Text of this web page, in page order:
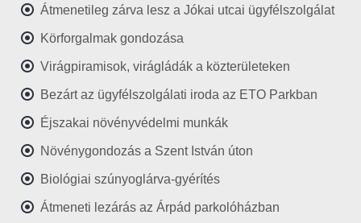
Átmenetileg zárva lesz a Jókai utcai ügyfélszolgálat
Körforgalmak gondozása
Virágpiramisok, virágládák a közterületeken
Bezárt az ügyfélszolgálati iroda az ETO Parkban
Éjszakai növényvédelmi munkák
Növénygondozás a Szent István úton
Biológiai szúnyoglárva-gyérítés
Átmeneti lezárás az Árpád parkolóházban